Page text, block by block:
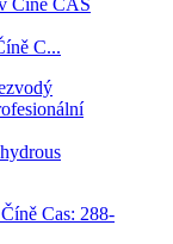
C...